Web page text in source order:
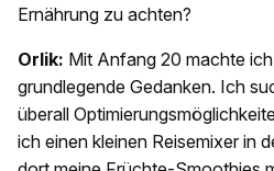
Ernährung zu achten?
Orlik: Mit Anfang 20 machte
grundlegende Gedanken. Ich
überall
ich einen kleinen Reisemixer in